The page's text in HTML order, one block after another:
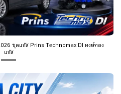
ชุดแก๊ส Prins Technomax DI หงษ์ทอง
แก๊ส